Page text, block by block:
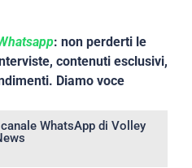
: non perderti le
contenuti esclusivi,
Diamo voce
WhatsApp di Volley